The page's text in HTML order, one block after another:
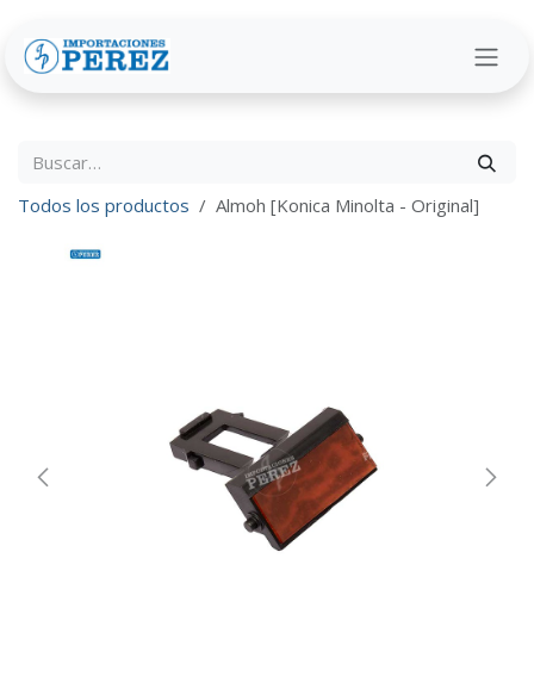
Todos los productos Almoh [Konica Minolta - Original]